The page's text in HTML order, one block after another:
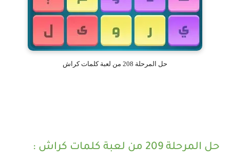
حل المرحلة 208 من لعبة كلمات كراش
حل المرحلة 209 من لعبة كلمات كراش :